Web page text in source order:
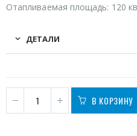
Отапливаемая площадь: 120
ДЕТАЛИ
В КОРЗИНУ